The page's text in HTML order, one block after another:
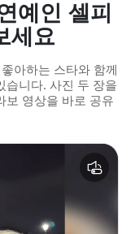
예인 셀피
세요
아하는 스타와 함께
습니다. 사진 두 장을
보 영상을 바로 공유